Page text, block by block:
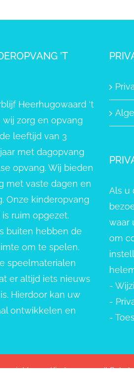
’T
Heerhugowaard ‘t
zorg en opvang
leeftijd van 3
met dagopvang
opvang. Wij bieden
met vaste dagen en
Onze kinderopvang
ruim opgezet.
buiten hebben de
om te spelen.
speelmaterialen
er altijd iets nieuws
Hierdoor kan uw
ontwikkelen en
Als u
waar
om
-
-
-
2022 Kinderopvang 't